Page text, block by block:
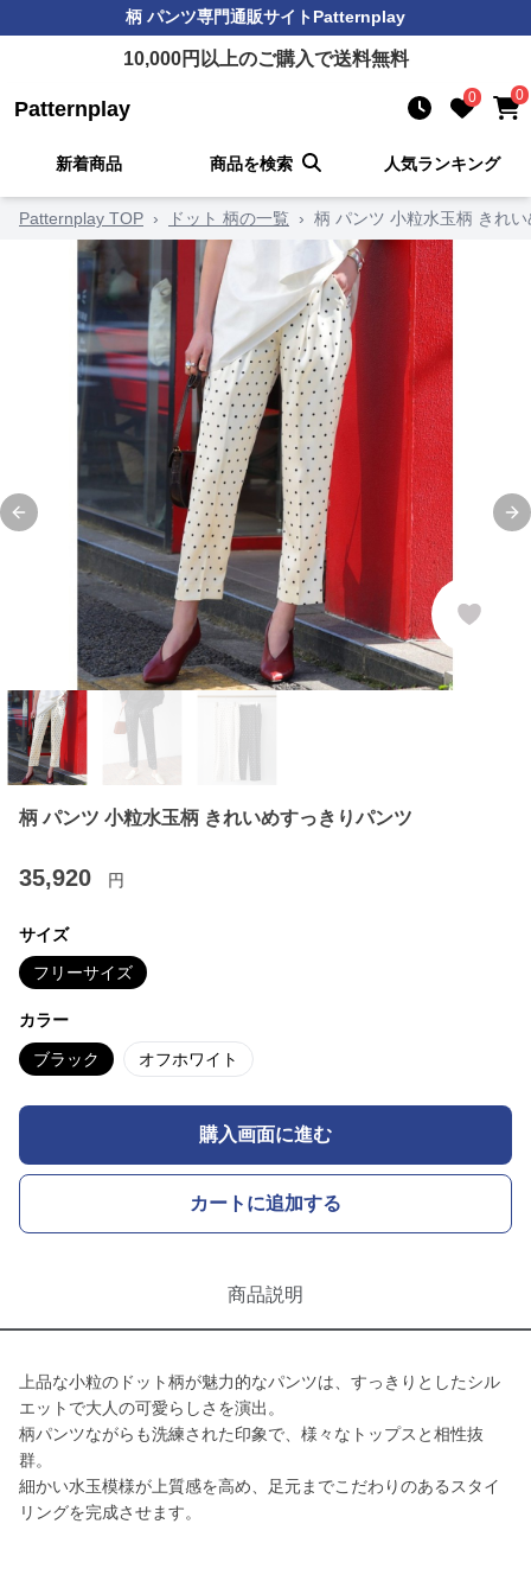
柄 パンツ専門通販サイトPatternplay
10,000円以上のご購入で送料無料
Patternplay 0 0
新着商品 商品を検索 人気ランキング
Patternplay TOP › ドット 柄の一覧 › 柄 パンツ 小粒水玉柄 きれ
Previous slide
柄 パンツ 小粒水玉柄 きれいめすっきりパンツ
35,920 円
サイズ
フリーサイズ
カラー
ブラック オフホワイト
購入画面に進む
カートに追加する
商品説明
上品な小粒のドット柄が魅力的なパンツは、すっきりとしたシル
エットで大人の可愛らしさを演出。
柄パンツながらも洗練された印象で、様々なトップスと相性抜
群。
細かい水玉模様が上質感を高め、足元までこだわりのあるスタイ
リングを完成させます。